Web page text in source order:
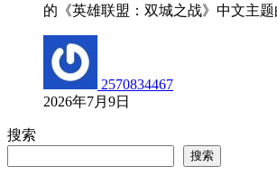
的《英雄联盟：双城之战》中文主
2570834467
2026年7月9日
搜索
搜索